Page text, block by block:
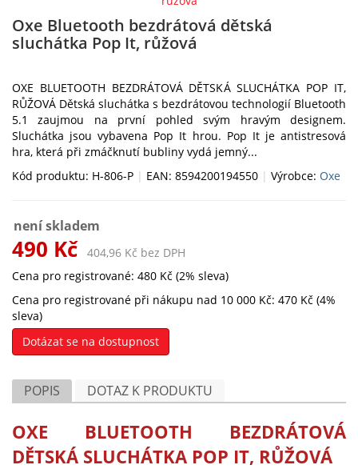
Oxe Bluetooth bezdrátová dětská
sluchátka Pop It, růžová
OXE BLUETOOTH BEZDRÁTOVÁ DĚTSKÁ SLUCHÁTKA POP IT,
RŮŽOVÁ Dětská sluchátka s bezdrátovou technologií Bluetooth
5.1 zaujmou na první pohled svým hravým designem.
Sluchátka jsou vybavena Pop It hrou. Pop It je antistresová
hra, která při zmáčknutí bubliny vydá jemný...
Kód produktu: H-806-P | EAN: 8594200194550 | Výrobce: Oxe
není skladem
490 Kč 404,96 Kč bez DPH
Cena pro registrované: 480 Kč (2% sleva)
Cena pro registrované při nákupu nad 10 000 Kč: 470 Kč (4%
sleva)
Dotázat se na dostupnost
POPIS DOTAZ K PRODUKTU
OXE BLUETOOTH BEZDRÁTOVÁ
DĚTSKÁ SLUCHÁTKA POP IT, RŮŽOVÁ